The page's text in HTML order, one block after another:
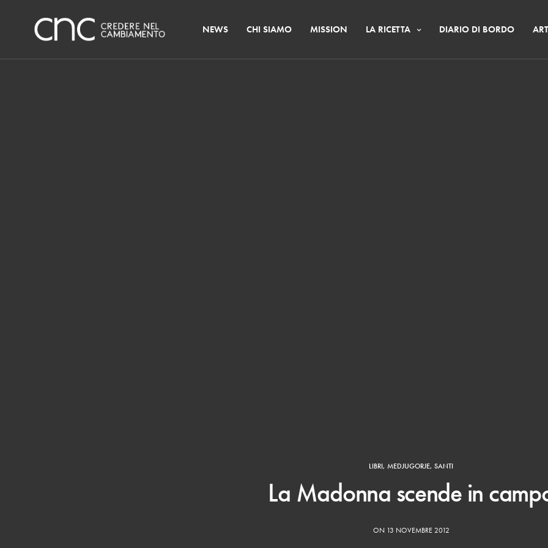
NEWS CHI SIAMO MISSION LA RICETTA DIARIO DI BORDO
LIBRI, MEDJUGORJE, SANTI
La Madonna scende in
ON 13 NOVEMBRE 2012